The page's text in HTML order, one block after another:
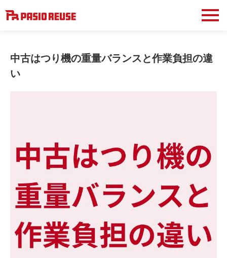
中古はつり機の重量バランスと作業負担の違
い